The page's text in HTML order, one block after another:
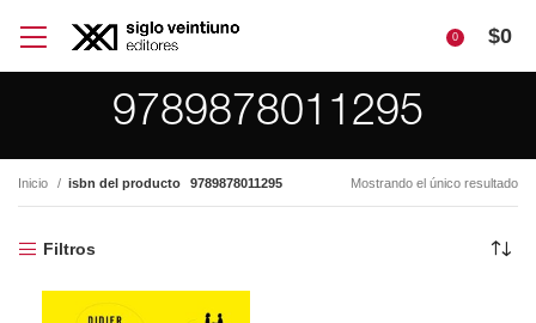
0 $0
9789878011295
Inicio isbn del producto 9789878011295 Mostrando el único resultado
Filtros